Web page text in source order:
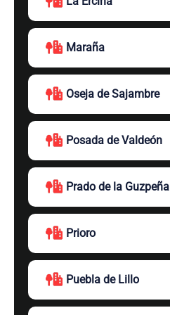
Maraña
Oseja de Sajambre
Posada de Valdeón
Prado de la Guzpeña
Prioro
Puebla de Lillo